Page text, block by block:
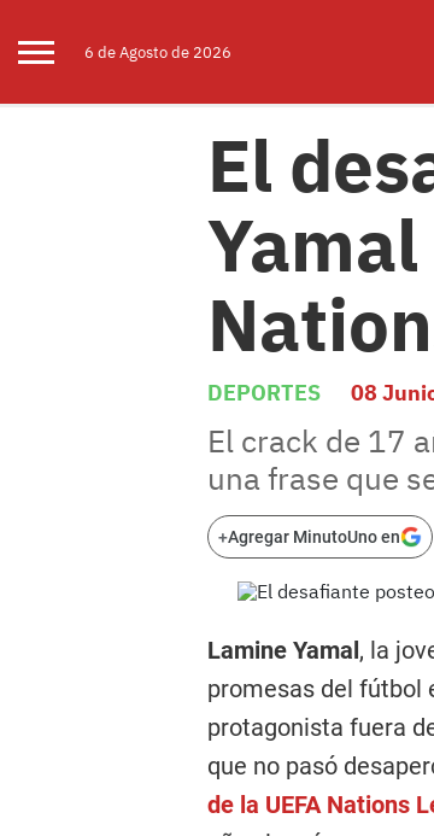
6 deAgostode 2026
El
DEPORTES 08
El crack de 17
una frase que
+Agregar MinutoUno en
Lamine Yamal, la
promesas del fútbol
protagonista fuera
que no pasó
de la UEFA Nations